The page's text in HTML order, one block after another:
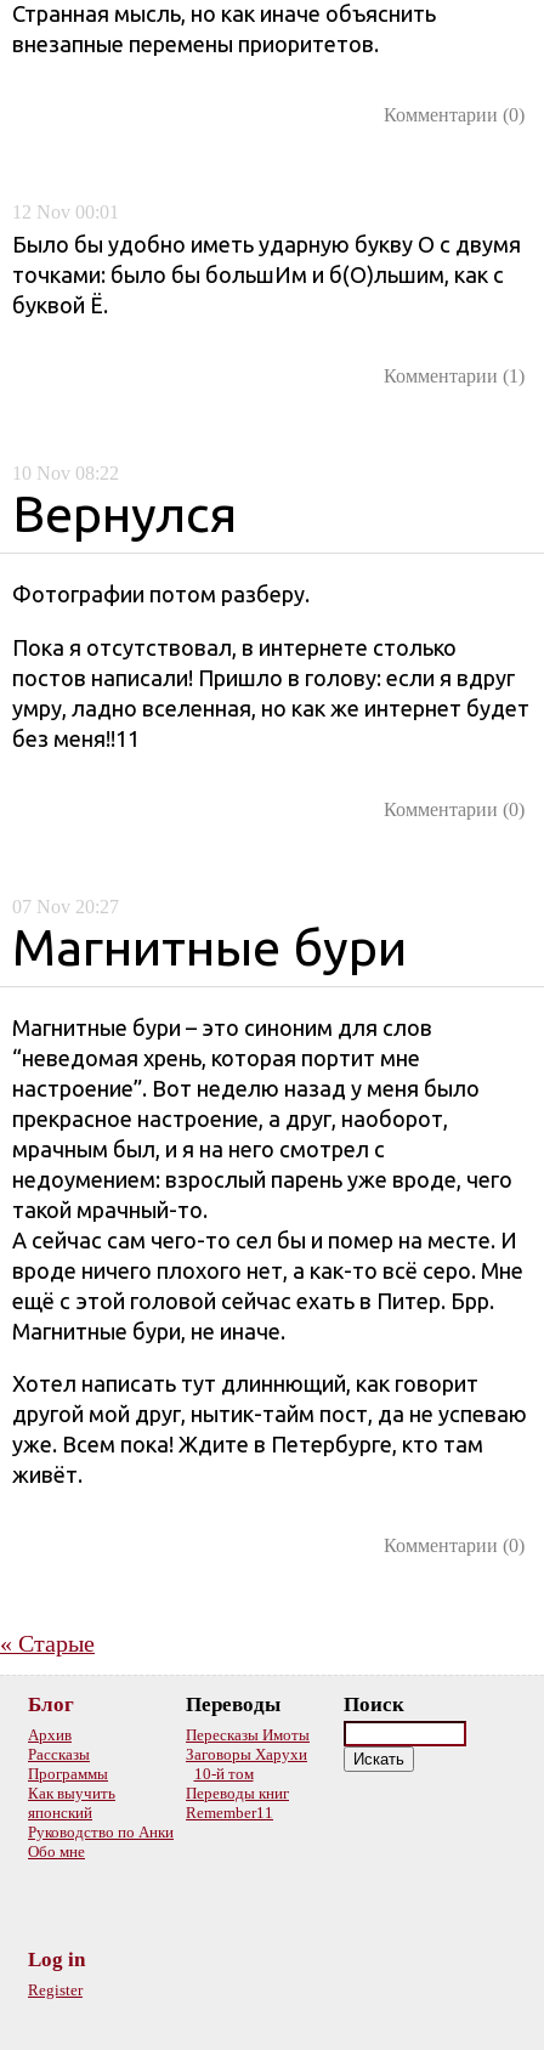
Странная мысль, но как иначе объяснить
внезапные перемены приоритетов.
Комментарии (0)
12 Nov 00:01
Было бы удобно иметь ударную букву О с двумя
точками: было бы большИм и б(О)льшим, как с
буквой Ё.
Комментарии (1)
10 Nov 08:22
Вернулся
Фотографии потом разберу.
Пока я отсутствовал, в интернете столько
постов написали! Пришло в голову: если я вдруг
умру, ладно вселенная, но как же интернет будет
без меня!!11
Комментарии (0)
07 Nov 20:27
Магнитные бури
Магнитные бури – это синоним для слов
“неведомая хрень, которая портит мне
настроение”. Вот неделю назад у меня было
прекрасное настроение, а друг, наоборот,
мрачным был, и я на него смотрел с
недоумением: взрослый парень уже вроде, чего
такой мрачный-то.
А сейчас сам чего-то сел бы и помер на месте. И
вроде ничего плохого нет, а как-то всё серо. Мне
ещё с этой головой сейчас ехать в Питер. Брр.
Магнитные бури, не иначе.
Хотел написать тут длиннющий, как говорит
другой мой друг, нытик-тайм пост, да не успеваю
уже. Всем пока! Ждите в Петербурге, кто там
живёт.
Комментарии (0)
« Старые
Блог
Архив
Рассказы
Программы
Как выучить
японский
Руководство по Анки
Обо мне
Переводы
Пересказы Имоты
Заговоры Харухи
10-й том
Переводы книг
Remember11
Поиск
Log in
Register